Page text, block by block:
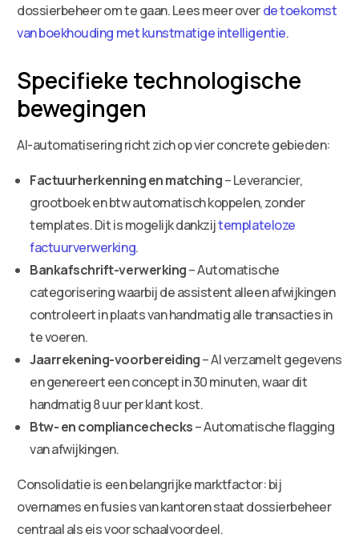
dossierbeheer om te gaan. Lees meer overde toekomst
van boekhouding met kunstmatige intelligentie.
Specifieke technologische
bewegingen
AI-automatisering richt zich op vier concrete gebieden:
Factuurherkenning en matching– Leverancier,
grootboek en btw automatisch koppelen, zonder
templates. Dit is mogelijk dankzijtemplateloze
factuurverwerking.
Bankafschrift-verwerking– Automatische
categorisering waarbij de assistent alleen afwijkingen
controleert in plaats van handmatig alle transacties in
te voeren.
Jaarrekening-voorbereiding– AI verzamelt gegevens
en genereert een concept in 30 minuten, waar dit
handmatig 8 uur per klant kost.
Btw- en compliancechecks– Automatische flagging
van afwijkingen.
Consolidatie is een belangrijke marktfactor: bij
overnames en fusies van kantoren staat dossierbeheer
centraal als eis voor schaalvoordeel.